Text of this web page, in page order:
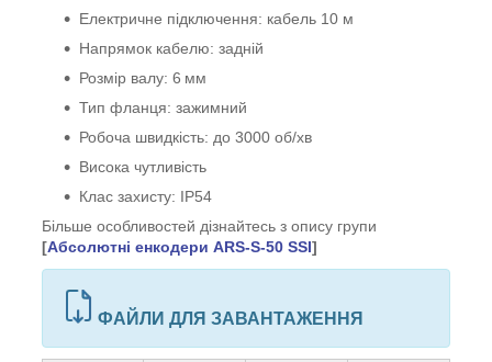
Електричне підключення: кабель 10 м
Напрямок кабелю: задній
Розмір валу: 6 мм
Тип фланця: зажимний
Робоча швидкість: до 3000 об/хв
Висока чутливість
Клас захисту: IP54
Більше особливостей дізнайтесь з опису групи
[Абсолютні енкодери ARS-S-50 SSI]
ФАЙЛИ ДЛЯ ЗАВАНТАЖЕННЯ